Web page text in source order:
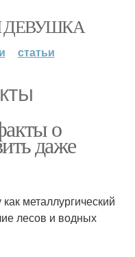
ДЕВУШКА
статьи
о
даже
металлургический
лесов и водных